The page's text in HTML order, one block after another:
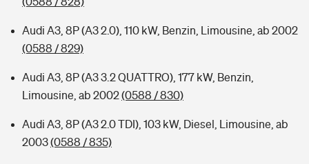
Audi A3, 8P (A3 2.0), 110 kW, Benzin, Limousine, ab 2002
(0588 / 829)
Audi A3, 8P (A3 3.2 QUATTRO), 177 kW, Benzin,
Limousine, ab 2002(0588 / 830)
Audi A3, 8P (A3 2.0 TDI), 103 kW, Diesel, Limousine, ab
2003(0588 / 835)